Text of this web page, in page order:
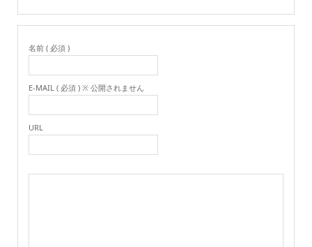
名前 ( 必須 )
E-MAIL ( 必須 ) ※ 公開されません
URL